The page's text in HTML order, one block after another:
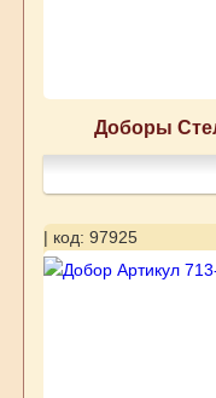
Доборы
| код: 97925